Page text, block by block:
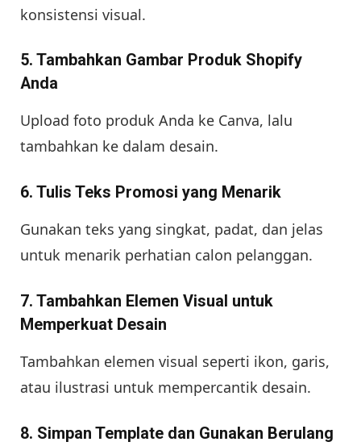
konsistensi visual.
5. Tambahkan Gambar Produk Shopify
Anda
Upload foto produk Anda ke Canva, lalu
tambahkan ke dalam desain.
6. Tulis Teks Promosi yang Menarik
Gunakan teks yang singkat, padat, dan jelas
untuk menarik perhatian calon pelanggan.
7. Tambahkan Elemen Visual untuk
Memperkuat Desain
Tambahkan elemen visual seperti ikon, garis,
atau ilustrasi untuk mempercantik desain.
8. Simpan Template dan Gunakan Berulang